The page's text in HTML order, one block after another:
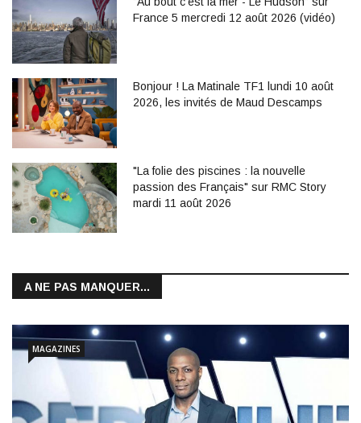
France 5 mercredi 12 août 2026 (vidéo)
Bonjour ! La Matinale TF1 lundi 10 août
2026, les invités de Maud Descamps
"La folie des piscines : la nouvelle
passion des Français" sur RMC Story
mardi 11 août 2026
A NE PAS MANQUER...
MAGAZINES